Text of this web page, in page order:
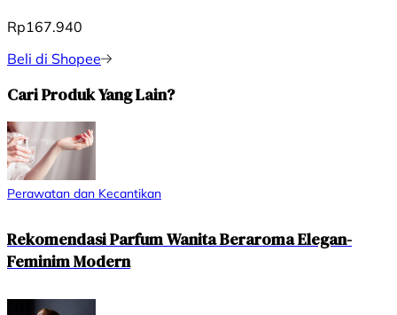
Rp167.940
Beli di Shopee
Cari Produk Yang Lain?
Perawatan dan Kecantikan
Rekomendasi Parfum Wanita Beraroma Elegan-
Feminim Modern